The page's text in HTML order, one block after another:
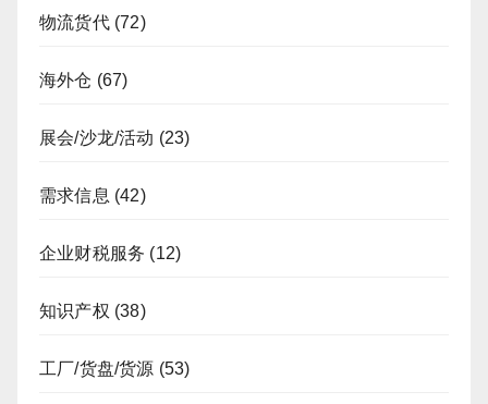
物流货代(72)
海外仓 (67)
展会/沙龙/活动 (23)
需求信息 (42)
企业财税服务 (12)
知识产权 (38)
工厂/货盘/货源 (53)